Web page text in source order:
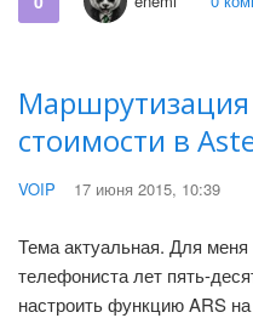
стоимости в
VOIP 17 июня 2015, 10:39
Тема актуальная. Для меня
телефониста лет пять-
настроить функцию ARS